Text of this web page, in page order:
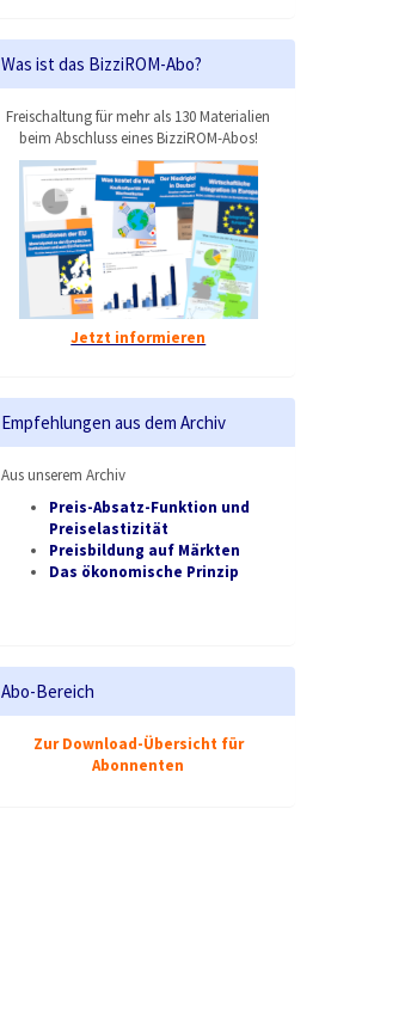
Was ist das BizziROM-Abo?
Freischaltung für mehr als 130 Materialien
beim Abschluss eines BizziROM-Abos!
Jetzt informieren
Empfehlungen aus dem Archiv
Aus unserem Archiv
Preis-Absatz-Funktion und
Preiselastizität
Preisbildung auf Märkten
Das ökonomische Prinzip
Abo-Bereich
Zur Download-Übersicht für
Abonnenten